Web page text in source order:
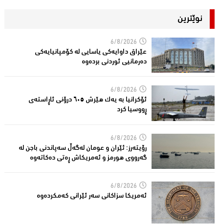
نوێترین
6/8/2026
عێراق داوایەکی یاسایی لە کۆمپانیایه‌كی
دەرمانیى ئوردنی بردەوە
6/8/2026
ئۆکرانیا بە یەک هێرش ٦٠٥ درۆنی ئاڕاستەى
ڕووسیا کرد
6/8/2026
رۆیتەرز: ئێران و عومان لەگەڵ سەپاندنی باجن لە
گەرووی هورمز و ئەمریکاش ڕەتی دەکاتەوە
6/8/2026
ئه‌مریكا سزاكانی سه‌ر ئێرانی كه‌مكرده‌وه‌